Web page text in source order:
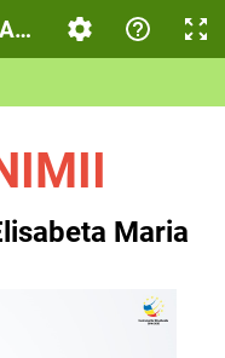
CIVICĂ
Maria